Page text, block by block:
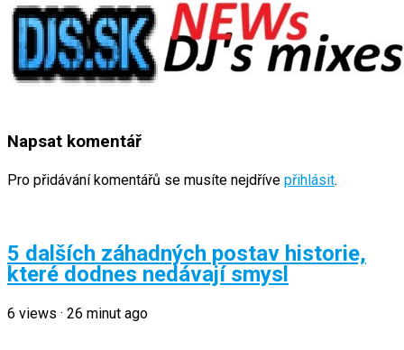
Napsat komentář
Pro přidávání komentářů se musíte nejdříve přihlásit.
5 dalších záhadných postav historie,
které dodnes nedávají smysl
6 views · 26 minut ago